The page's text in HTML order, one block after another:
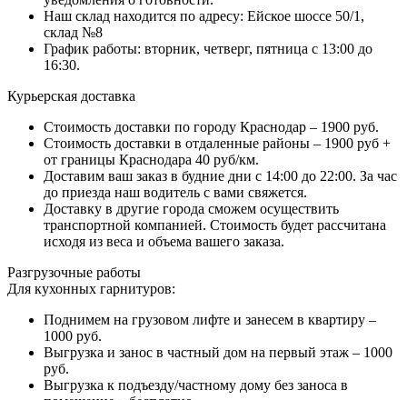
Наш склад находится по адресу: Ейское шоссе 50/1,
склад №8
График работы: вторник, четверг, пятница с 13:00 до
16:30.
Курьерская доставка
Стоимость доставки по городу Краснодар – 1900 руб.
Стоимость доставки в отдаленные районы – 1900 руб +
от границы Краснодара 40 руб/км.
Доставим ваш заказ в будние дни с 14:00 до 22:00. За час
до приезда наш водитель с вами свяжется.
Доставку в другие города сможем осуществить
транспортной компанией. Стоимость будет рассчитана
исходя из веса и объема вашего заказа.
Разгрузочные работы
Для кухонных гарнитуров:
Поднимем на грузовом лифте и занесем в квартиру –
1000 руб.
Выгрузка и занос в частный дом на первый этаж – 1000
руб.
Выгрузка к подъезду/частному дому без заноса в